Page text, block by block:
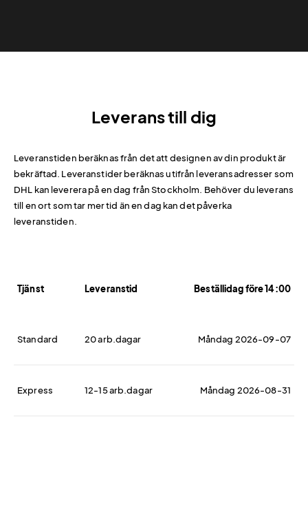
Leverans till dig
Leveranstiden beräknas från det att designen av din produkt är
bekräftad. Leveranstider beräknas utifrån leveransadresser som
DHL kan leverera på en dag från Stockholm. Behöver du leverans
till en ort som tar mer tid än en dag kan det påverka
leveranstiden.
Tjänst Leveranstid Beställidag före 14:00
Standard 20 arb.dagar Måndag 2026-09-07
Express 12-15 arb.dagar Måndag 2026-08-31